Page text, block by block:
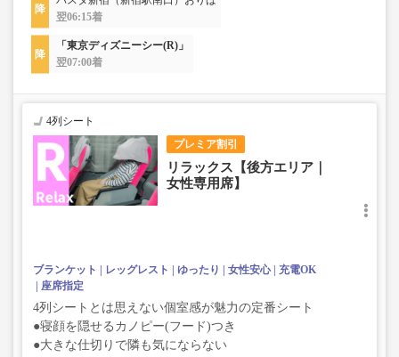
翌06:15着
「東京ディズニーシー(R)」
翌07:00着
プレミア割引
4列シート
リラックス【後方エリア｜
女性専用席】
ブランケット レッグレスト ゆったり 女性安心
充電OK
座席指定
4列シートとは思えない個室感が魅力の定番シート
●寝顔を隠せるカノピー(フード)つき
●大きな仕切りで隣も気にならない